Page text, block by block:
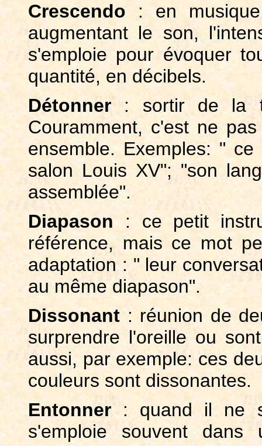
Crescendo : en
augmentant le son,
s'emploie pour évoquer
quantité, en décibels.
Détonner: sortir de la
Couramment, c'est ne
ensemble. Exemples: "
salon Louis XV"; "son
assemblée".
Diapason : ce petit
référence, mais ce mot
adaptation : " leur
au même diapason".
Dissonant : réunion de
surprendre l'oreille ou
aussi, par exemple: ces
couleurs sont dissonantes.
Entonner : quand il ne
s'emploie souvent